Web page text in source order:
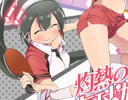
グッズ
イベント
Twitter
利用者情報の外部送信